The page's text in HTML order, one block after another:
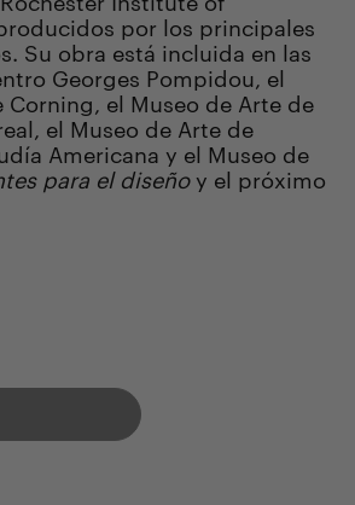
por los principales
Su obra está incluida en las
Georges Pompidou, el
el Museo de Arte de
el Museo de Arte de
Americana y el Museo de
para el diseñoy el próximo